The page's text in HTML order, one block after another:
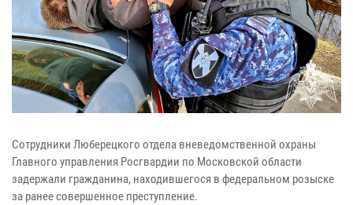
Сотрудники Люберецкого отдела вневедомственной охраны
Главного управления Росгвардии по Московской области
задержали гражданина, находившегося в федеральном розыске
за ранее совершенное преступление.